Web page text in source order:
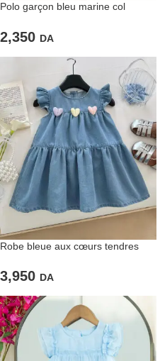
Polo garçon bleu marine col
2,350 DA
Robe bleue aux cœurs tendres
3,950 DA